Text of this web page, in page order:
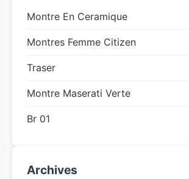
Montre En Ceramique
Montres Femme Citizen
Traser
Montre Maserati Verte
Br 01
Archives